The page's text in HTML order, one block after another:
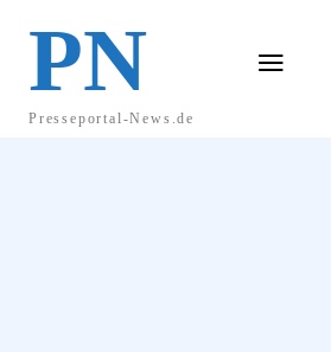
PN
Presseportal-News.de